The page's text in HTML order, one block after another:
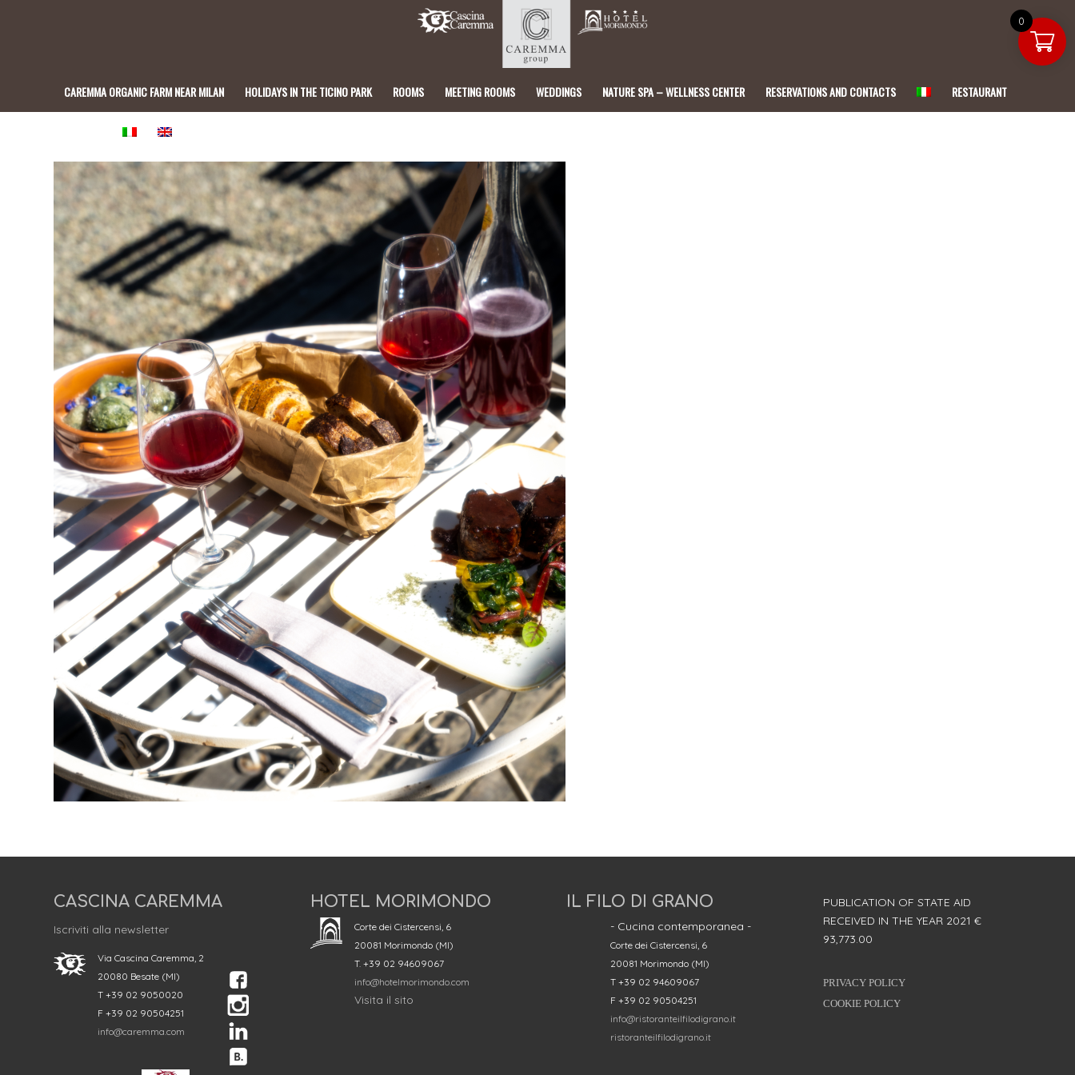
0
CAREMMA ORGANIC FARM NEAR MILAN HOLIDAYS IN THE TICINO PARK ROOMS MEETING ROOMS WEDDINGS NATURE SPA – WELLNESS CENTER RESERVATIONS AND CONTACTS RESTAURANT
CASCINA CAREMMA
Iscriviti alla newsletter
Via Cascina Caremma, 2
20080 Besate (MI)
T +39 02 9050020
F +39 02 90504251
info@caremma.com
HOTEL MORIMONDO
Corte dei Cistercensi, 6
20081 Morimondo (MI)
T. +39 02 94609067
info@hotelmorimondo.com
Visita il sito
IL FILO DI GRANO
- Cucina contemporanea -
Corte dei Cistercensi, 6
20081 Morimondo (MI)
T +39 02 94609067
F +39 02 90504251
info@ristoranteilfilodigrano.it
ristoranteilfilodigrano.it
PUBLICATION OF STATE AID
RECEIVED IN THE YEAR 2021 €
93,773.00
PRIVACY POLICY
COOKIE POLICY